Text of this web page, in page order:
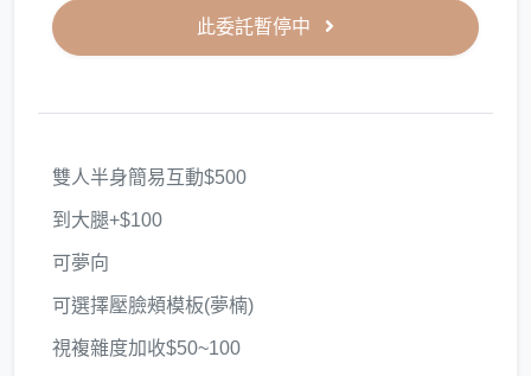
此委託暫停中
雙人半身簡易互動$500
到大腿+$100
可夢向
可選擇壓臉頰模板(夢楠)
視複雜度加收$50~100